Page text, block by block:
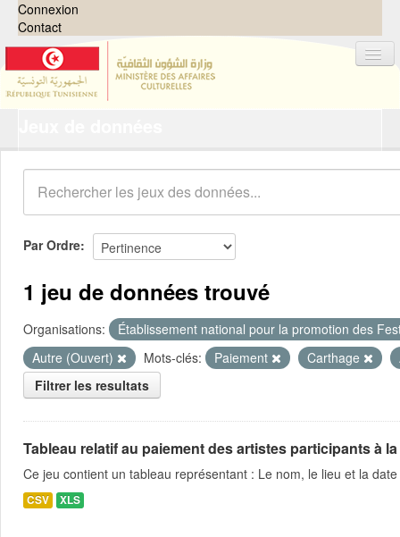
Connexion
Contact
Organisations
Groupes
Demandes 0
À propos
Par Ordre
1 jeu de données trouvé
Organisations:
Établissement national pour la promotion des
Autre (Ouvert)
Mots-clés: Paiement Carthage
Filtrer les resultats
Tableau relatif au paiement des artistes participants à
Ce jeu contient un tableau représentant : Le nom, le lieu et la
CSV XLS